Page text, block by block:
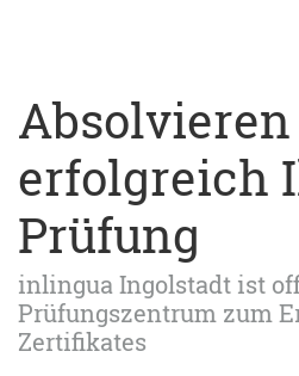
Absolvieren
erfolgreich
Prüfung
inlingua Ingolstadt ist
Prüfungszentrum zum
Zertifikates